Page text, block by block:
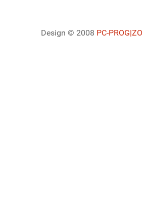
Design © 2008 PC-PROG|ZO